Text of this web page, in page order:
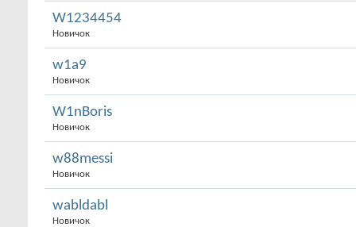
W1234454
Новичок
w1a9
Новичок
W1nBoris
Новичок
w88messi
Новичок
wabldabl
Новичок